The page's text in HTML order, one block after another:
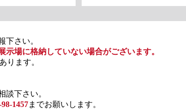
下さい。
場に格納していない場合がございます。
ります。
談下さい。
1457までお願いします。